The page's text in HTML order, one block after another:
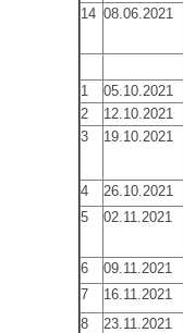
14 08.06.2021
1 05.10.2021
2
12.10.2021
3
19.10.2021
4 26.10.2021
5
02.11.2021
6 09.11.2021
7 16.11.2021
8 23.11.2021